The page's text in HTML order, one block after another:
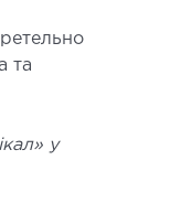
та
у